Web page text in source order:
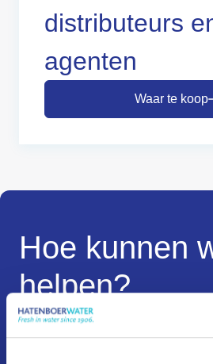
distributeurs
agenten
Waar te koop
Hoe kunnen
helpen?
Neem contact op voor informatie,
een andere vraag. Wij zijn er om